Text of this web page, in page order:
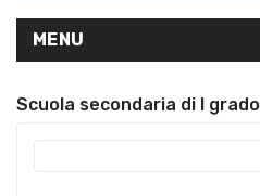
MENU
Scuola secondaria di I grado